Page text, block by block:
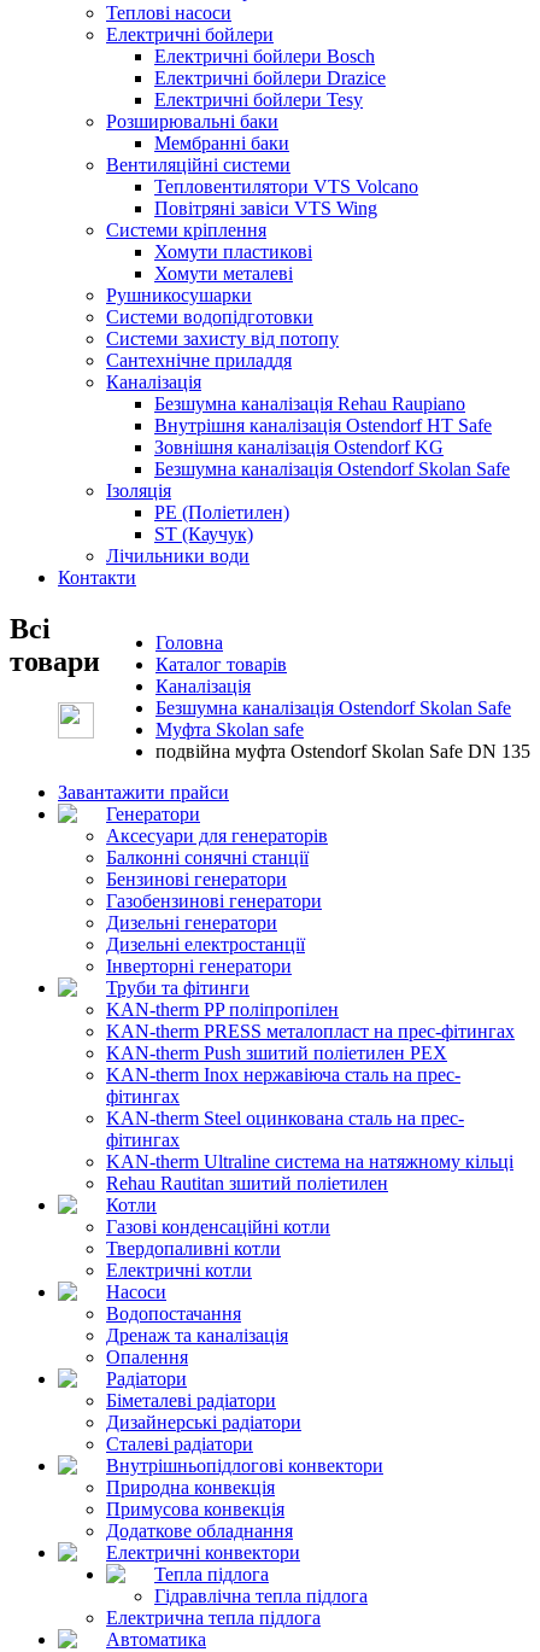
Теплові насоси
Електричні бойлери
Електричні бойлери Bosch
Електричні бойлери Drazice
Електричні бойлери Tesy
Розширювальні баки
Мембранні баки
Вентиляційні системи
Тепловентилятори VTS Volcano
Повітряні завіси VTS Wing
Системи кріплення
Хомути пластикові
Хомути металеві
Рушникосушарки
Системи водопідготовки
Системи захисту від потопу
Сантехнічне приладдя
Каналізація
Безшумна каналізація Rehau Raupiano
Внутрішня каналізація Ostendorf HT Safe
Зовнішня каналізація Ostendorf KG
Безшумна каналізація Ostendorf Skolan Safe
Ізоляція
PE (Поліетилен)
ST (Каучук)
Лічильники води
Контакти
Головна
Каталог товарів
Каналізація
Безшумна каналізація Ostendorf Skolan Safe
Муфта Skolan safe
подвійна муфта Ostendorf Skolan Safe DN 135
Всі
товари
Завантажити прайси
Генератори
Аксесуари для генераторів
Балконні сонячні станції
Бензинові генератори
Газобензинові генератори
Дизельні генератори
Дизельні електростанції
Інверторні генератори
Труби та фітинги
KAN-therm PP поліпропілен
KAN-therm PRESS металопласт на прес-фітингах
KAN-therm Push зшитий поліетилен PEX
KAN-therm Inox нержавіюча сталь на прес-
фітингах
KAN-therm Steel оцинкована сталь на прес-
фітингах
KAN-therm Ultraline система на натяжному кільці
Rehau Rautitan зшитий поліетилен
Котли
Газові конденсаційні котли
Твердопаливні котли
Електричні котли
Насоси
Водопостачання
Дренаж та каналізація
Опалення
Радіатори
Біметалеві радіатори
Дизайнерські радіатори
Сталеві радіатори
Внутрішньопідлогові конвектори
Природна конвекція
Примусова конвекція
Додаткове обладнання
Електричні конвектори
Тепла підлога
Гідравлічна тепла підлога
Електрична тепла підлога
Автоматика